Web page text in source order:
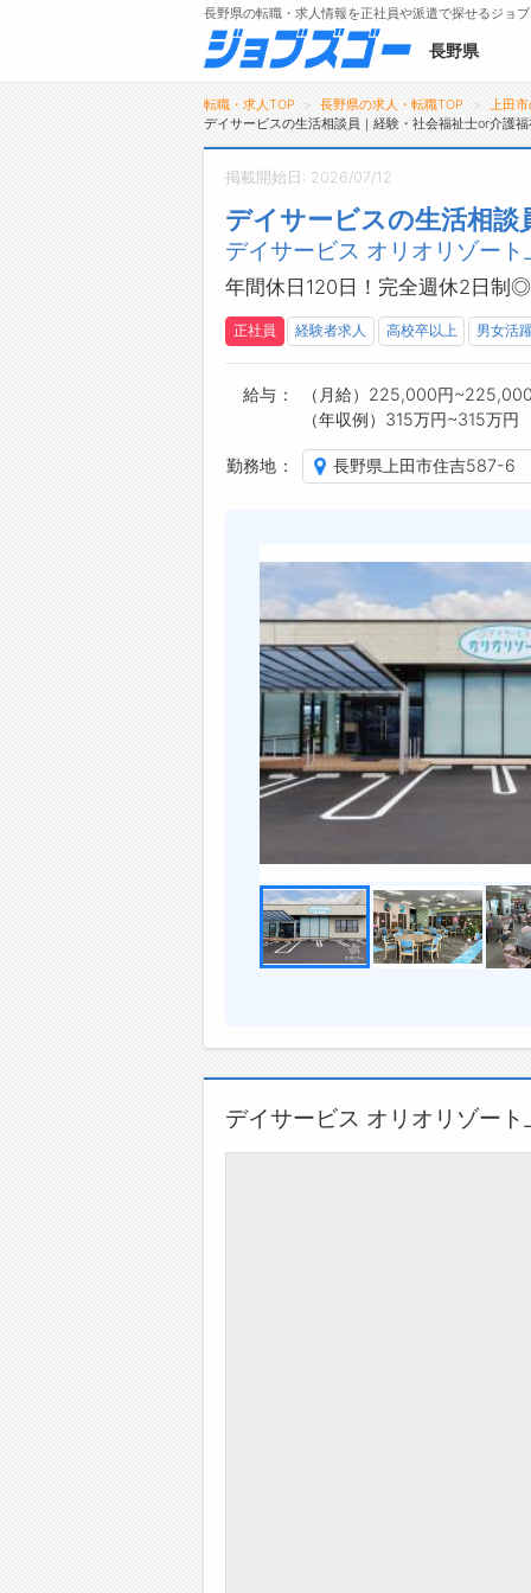
トップ
詳細情報で求人を探す
【初めての方へ】
長野県の求人検索で選ばれる理由
長野県の転職・求人情報を正社員や派遣で探せるジョ
長野県
転職・求人TOP 長野県の求人・転職TOP
上田
デイサービスの生活相談員｜経験・社会福祉士or介護
掲載開始日: 2026/07/12
デイサービスの生活相談
デイサービス オリオリゾー
年間休日120日！完全週休2日制
正社員 経験者求人 高校卒以上 男女活
給与
（月給）225,000円
（年収例）315万円~315万円
勤務地 長野県上田市住吉587-6
デイサービス オリオリゾー